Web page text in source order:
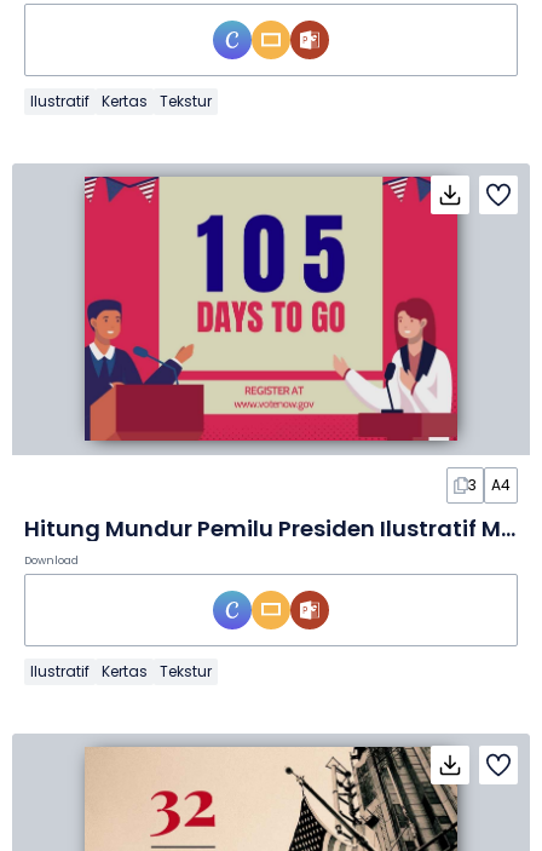
Ilustratif Kertas Tekstur
3 A4
Hitung Mundur Pemilu Presiden Ilustratif Modern dalam Poster
Download
Ilustratif Kertas Tekstur